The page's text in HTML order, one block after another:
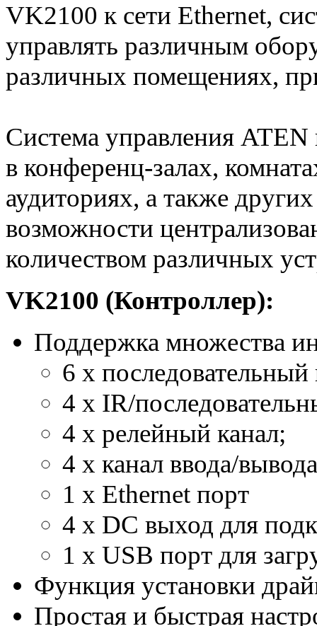
VK2100 к сети Ethernet,
управлять различным
различных помещениях,
Система управления
в конференц-залах,
аудиториях, а также
возможности
количеством различных
VK2100 (Контроллер):
Поддержка множества
6 x последовательный
4 x IR/
4 x релейный канал;
4 x канал ввода/
1 x Ethernet порт
4 x DC выход для
1 x USB порт для
Функция установки
Простая и быстрая